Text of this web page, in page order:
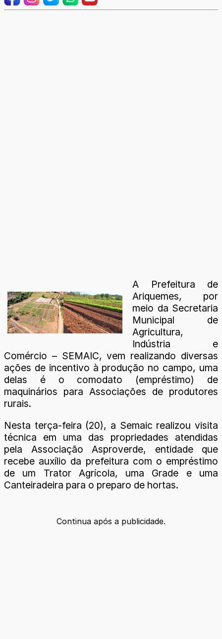
A Prefeitura de
Ariquemes, por
meio da Secretaria
Municipal de
Agricultura,
Indústria e
Comércio – SEMAIC, vem realizando diversas
ações de incentivo à produção no campo, uma
delas é o comodato (empréstimo) de
maquinários para Associações de produtores
rurais.
Nesta terça-feira (20), a Semaic realizou visita
técnica em uma das propriedades atendidas
pela Associação Asproverde, entidade que
recebe auxílio da prefeitura com o empréstimo
de um Trator Agrícola, uma Grade e uma
Canteiradeira para o preparo de hortas.
Continua após a publicidade.